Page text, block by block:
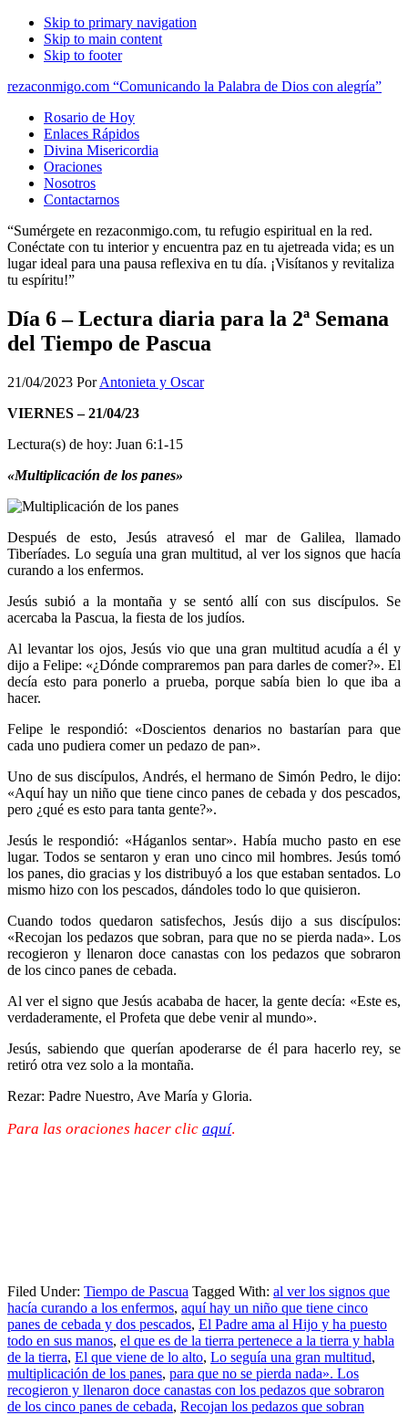
Skip to primary navigation
Skip to main content
Skip to footer
rezaconmigo.com “Comunicando la Palabra de Dios con alegría”
Rosario de Hoy
Enlaces Rápidos
Divina Misericordia
Oraciones
Nosotros
Contactarnos
“Sumérgete en rezaconmigo.com, tu refugio espiritual en la red.
Conéctate con tu interior y encuentra paz en tu ajetreada vida; es un
lugar ideal para una pausa reflexiva en tu día. ¡Visítanos y revitaliza
tu espíritu!”
Día 6 – Lectura diaria para la 2ª Semana
del Tiempo de Pascua
21/04/2023 PorAntonieta y Oscar
VIERNES – 21/04/23
Lectura(s) de hoy: Juan 6:1-15
«Multiplicación de los panes»
Después de esto, Jesús atravesó el mar de Galilea, llamado
Tiberíades. Lo seguía una gran multitud, al ver los signos que hacía
curando a los enfermos.
Jesús subió a la montaña y se sentó allí con sus discípulos. Se
acercaba la Pascua, la fiesta de los judíos.
Al levantar los ojos, Jesús vio que una gran multitud acudía a él y
dijo a Felipe: «¿Dónde compraremos pan para darles de comer?». El
decía esto para ponerlo a prueba, porque sabía bien lo que iba a
hacer.
Felipe le respondió: «Doscientos denarios no bastarían para que
cada uno pudiera comer un pedazo de pan».
Uno de sus discípulos, Andrés, el hermano de Simón Pedro, le dijo:
«Aquí hay un niño que tiene cinco panes de cebada y dos pescados,
pero ¿qué es esto para tanta gente?».
Jesús le respondió: «Háganlos sentar». Había mucho pasto en ese
lugar. Todos se sentaron y eran uno cinco mil hombres. Jesús tomó
los panes, dio gracias y los distribuyó a los que estaban sentados. Lo
mismo hizo con los pescados, dándoles todo lo que quisieron.
Cuando todos quedaron satisfechos, Jesús dijo a sus discípulos:
«Recojan los pedazos que sobran, para que no se pierda nada». Los
recogieron y llenaron doce canastas con los pedazos que sobraron
de los cinco panes de cebada.
Al ver el signo que Jesús acababa de hacer, la gente decía: «Este es,
verdaderamente, el Profeta que debe venir al mundo».
Jesús, sabiendo que querían apoderarse de él para hacerlo rey, se
retiró otra vez solo a la montaña.
Rezar: Padre Nuestro, Ave María y Gloria.
Para las oraciones hacer clic aquí.
Filed Under: Tiempo de Pascua Tagged With: al ver los signos que
hacía curando a los enfermos, aquí hay un niño que tiene cinco
panes de cebada y dos pescados, El Padre ama al Hijo y ha puesto
todo en sus manos, el que es de la tierra pertenece a la tierra y habla
de la tierra, El que viene de lo alto, Lo seguía una gran multitud,
multiplicación de los panes, para que no se pierda nada». Los
recogieron y llenaron doce canastas con los pedazos que sobraron
de los cinco panes de cebada, Recojan los pedazos que sobran